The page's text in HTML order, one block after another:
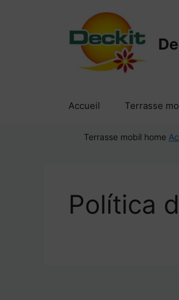
Accueil Terrasse
Terrasse mobil home
Política